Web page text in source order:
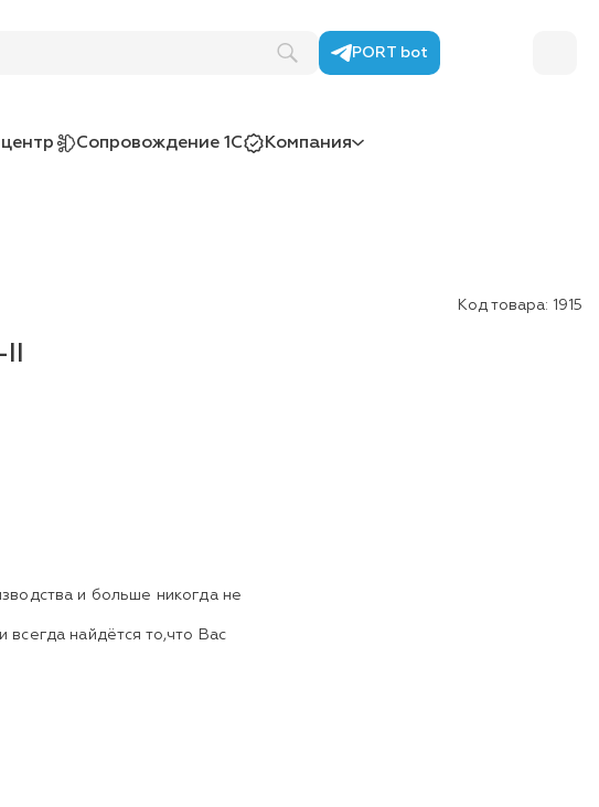
PORT bot
Сопровождение 1С Компания
Код товара: 1915
и больше никогда не
всегда найдётся то,что Вас